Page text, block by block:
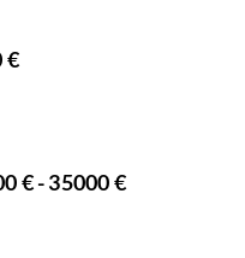
€
€ - 35000 €